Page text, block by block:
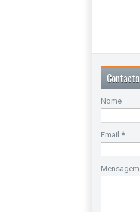
Contacto
Nome
Email *
Mensagem